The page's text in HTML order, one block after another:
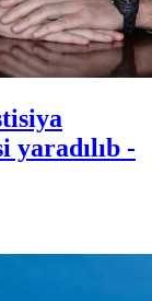
yaradılıb -